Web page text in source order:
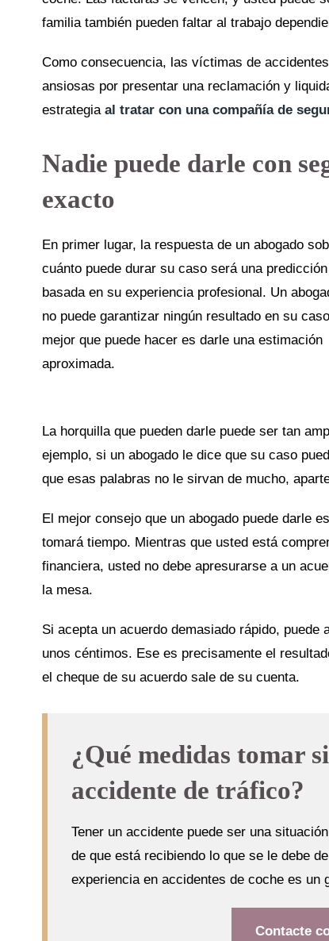
familia también pueden faltar al trabajo
Como consecuencia, las víctimas de
ansiosas por presentar una reclamación y
estrategiaal tratar con una compañía de
Nadie puede darle con
exacto
En primer lugar, la respuesta de un abogado
cuánto puede durar su caso será una predicción
basada en su experiencia profesional. Un
no puede garantizar ningún resultado en su
mejor que puede hacer es darle una estimación
aproximada.
La horquilla que pueden darle puede ser tan
ejemplo, si un abogado le dice que su caso
que esas palabras no le sirvan de mucho,
El mejor consejo que un abogado puede darle
tomará tiempo. Mientras que usted está
financiera, usted no debe apresurarse a un
la mesa.
Si acepta un acuerdo demasiado rápido,
unos céntimos. Ese es precisamente el
el cheque de su acuerdo sale de su cuenta.
¿Qué medidas tomar
accidente de tráfico?
Tener un accidente puede ser una
de que está recibiendo lo que se le debe
experiencia en accidentes de coche es un
Contacte